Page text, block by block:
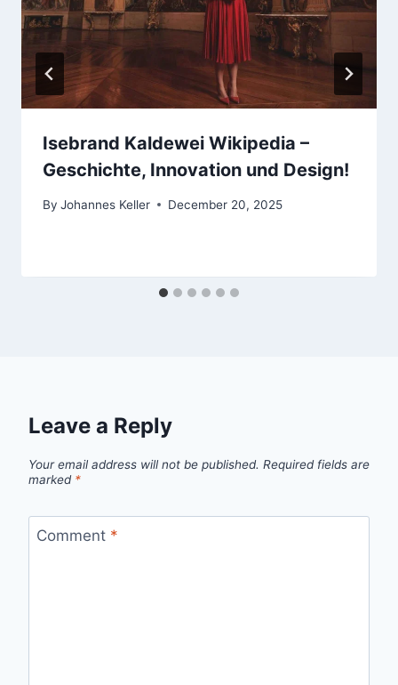
Isebrand Kaldewei Wikipedia –
Geschichte, Innovation und Design!
By Johannes Keller December 20, 2025
Leave a Reply
Your email address will not be published. Required fields are
marked *
Comment *